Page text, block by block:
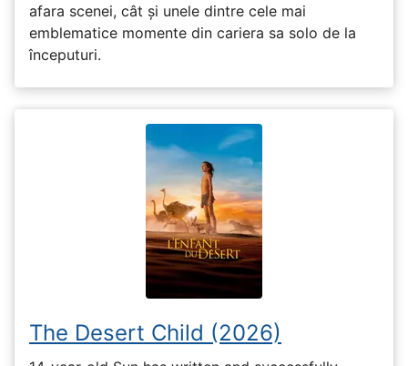
afara scenei, cât și unele dintre cele mai
emblematice momente din cariera sa solo de la
începuturi.
The Desert Child (2026)